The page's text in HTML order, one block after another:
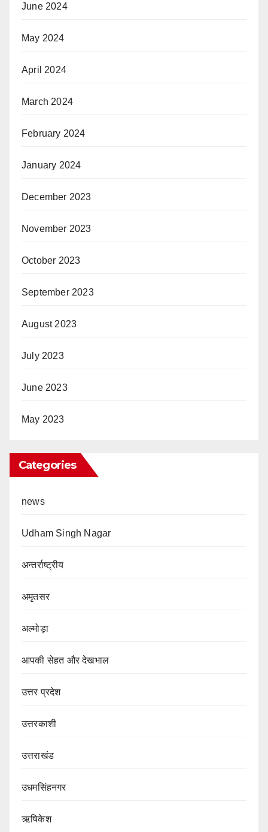
June 2024
May 2024
April 2024
March 2024
February 2024
January 2024
December 2023
November 2023
October 2023
September 2023
August 2023
July 2023
June 2023
May 2023
Categories
news
Udham Singh Nagar
अन्तर्राष्ट्रीय
अमृतसर
अल्मोड़ा
आपकी सेहत और देखभाल
उत्तर प्रदेश
उत्तरकाशी
उत्तराखंड
उधमसिंहनगर
ऋषिकेश